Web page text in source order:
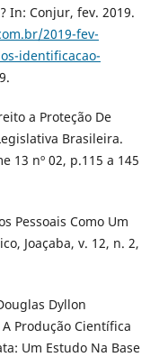
In: Conjur, fev. 2019.
2019-fev-
identificacao-
a Proteção De
Brasileira.
13 nº 02, p.115 a 145
Pessoais Como Um
Joaçaba, v. 12, n. 2,
Dyllon
Produção Científica
Um Estudo Na Base